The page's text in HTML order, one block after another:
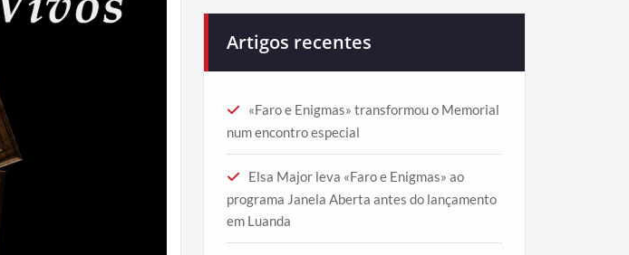
Artigos recentes
«Faro e Enigmas» transformou o Memorial
num encontro especial
Elsa Major leva «Faro e Enigmas» ao
programa Janela Aberta antes do lançamento
em Luanda